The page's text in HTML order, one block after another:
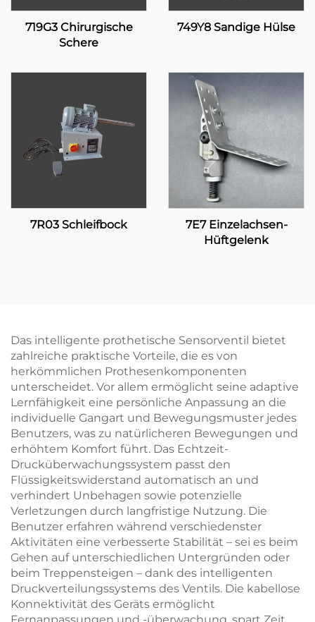
719G3 Chirurgische
Schere
749Y8 Sandige Hülse
7R03 Schleifbock
7E7 Einzelachsen-
Hüftgelenk
Das intelligente prothetische Sensorventil bietet
zahlreiche praktische Vorteile, die es von
herkömmlichen Prothesenkomponenten
unterscheidet. Vor allem ermöglicht seine adaptive
Lernfähigkeit eine persönliche Anpassung an die
individuelle Gangart und Bewegungsmuster jedes
Benutzers, was zu natürlicheren Bewegungen und
erhöhtem Komfort führt. Das Echtzeit-
Drucküberwachungssystem passt den
Flüssigkeitswiderstand automatisch an und
verhindert Unbehagen sowie potenzielle
Verletzungen durch langfristige Nutzung. Die
Benutzer erfahren während verschiedenster
Aktivitäten eine verbesserte Stabilität – sei es beim
Gehen auf unterschiedlichen Untergründen oder
beim Treppensteigen – dank des intelligenten
Druckverteilungssystems des Ventils. Die kabellose
Konnektivität des Geräts ermöglicht